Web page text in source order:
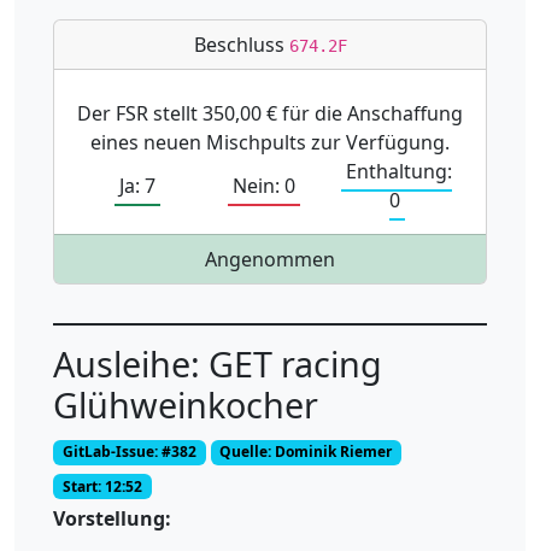
Beschluss 674.2F
Der FSR stellt 350,00 € für die Anschaffung
eines neuen Mischpults zur Verfügung.
Ja: 7
Nein: 0
Enthaltung:
0
Angenommen
Ausleihe: GET racing
Glühweinkocher
GitLab-Issue: #382
Quelle: Dominik Riemer
Start: 12:52
Vorstellung: